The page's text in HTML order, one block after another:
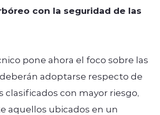
con la seguridad de las
pone ahora el foco sobre las
adoptarse respecto de
clasificados con mayor riesgo,
aquellos ubicados en un